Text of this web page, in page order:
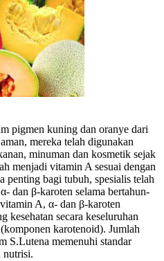
pigmen kuning dan oranye dari
mereka telah digunakan
minuman dan kosmetik sejak
menjadi vitamin A sesuai dengan
penting bagi tubuh, spesialis telah
dan β-karoten selama bertahun-
A, α- dan β-karoten
kesehatan secara keseluruhan
karotenoid). Jumlah
S.Lutena memenuhi standar
nutrisi.